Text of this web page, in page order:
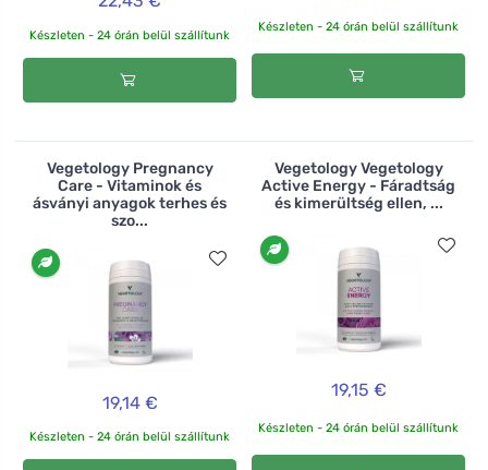
Készleten - 24 órán belül szállítunk
Készleten - 24 órán belül szállítunk
Vegetology Pregnancy
Care - Vitaminok és
ásványi anyagok terhes és
szo...
19,14 €
Készleten - 24 órán belül szállítunk
Vegetology Vegetology
Active Energy - Fáradtság
és kimerültség ellen, ...
19,15 €
Készleten - 24 órán belül szállítunk